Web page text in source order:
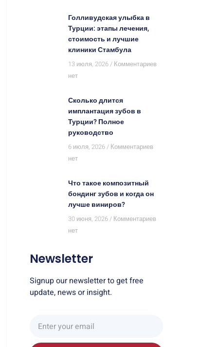
Голливудская улыбка в
Турции: этапы лечения,
стоимость и лучшие
клиники Стамбула
13 июля, 2026 Комментариев
нет
Сколько длится
имплантация зубов в
Турции? Полное
руководство
6 июля, 2026 Комментариев
нет
Что такое композитный
бондинг зубов и когда он
лучше виниров?
30 июня, 2026 Комментариев
нет
Newsletter
Signup our newsletter to get free
update, news or insight.